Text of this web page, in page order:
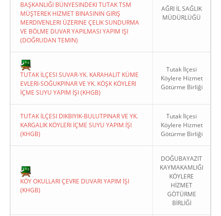
BAŞKANLIĞI BÜNYESINDEKI TUTAK TSM
MÜŞTEREK HIZMET BINASININ GIRIŞ
MERDIVENLERI ÜZERINE ÇELIK SUNDURMA
VE BÖLME DUVAR YAPILMASI YAPIM IŞI
(DOĞRUDAN TEMIN)
AĞRI İL SAĞLIK
MÜDÜRLÜĞÜ
TUTAK İLÇESI SUVAR-YK. KARAHALIT KÜME
EVLERI-SOĞUKPINAR VE YK. KÖŞK KÖYLERI
İÇME SUYU YAPIM İŞI (KHGB)
Tutak İlçesi
Köylere Hizmet
Götürme Birliği
TUTAK İLÇESI DIKBIYIK-BULUTPINAR VE YK.
KARGALIK KÖYLERI İÇME SUYU YAPIM İŞI
(KHGB)
Tutak İlçesi
Köylere Hizmet
Götürme Birliği
KÖY OKULLARI ÇEVRE DUVARI YAPIM İŞI
(KHGB)
DOĞUBAYAZIT
KAYMAKAMLIĞI
KÖYLERE
HİZMET
GÖTÜRME
BİRLİĞİ